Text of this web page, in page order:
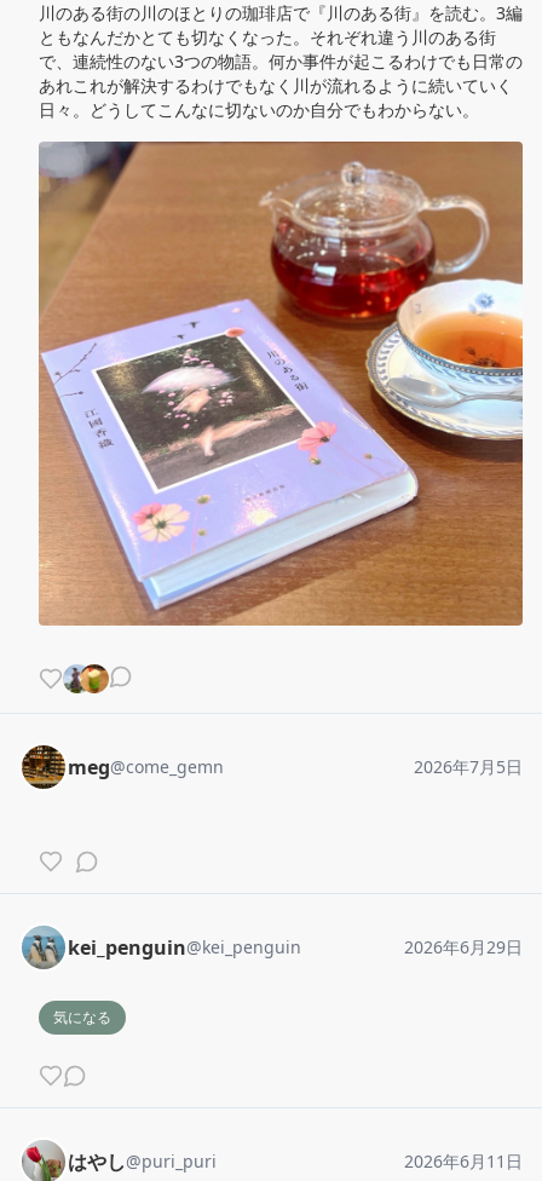
川のある街の川のほとりの珈琲店で『川のある街』を読む。3編
ともなんだかとても切なくなった。それぞれ違う川のある街
で、連続性のない3つの物語。何か事件が起こるわけでも日常の
あれこれが解決するわけでもなく川が流れるように続いていく
日々。どうしてこんなに切ないのか自分でもわからない。
meg@come_gemn 2026年7月5日
kei_penguin@kei_penguin 2026年6月29日
気になる
はやし@puri_puri 2026年6月11日